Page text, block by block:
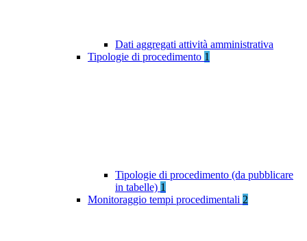
Dati aggregati attività amministrativa
Tipologie di procedimento 1
Tipologie di procedimento (da pubblicare
in tabelle) 1
Monitoraggio tempi procedimentali 2